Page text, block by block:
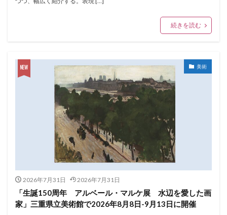
続きを読む
美術
2026年7月31日 2026年7月31日
「生誕150周年 アルベール・マルケ展 水辺を愛した画
家」三重県立美術館で2026年8月8日-9月13日に開催